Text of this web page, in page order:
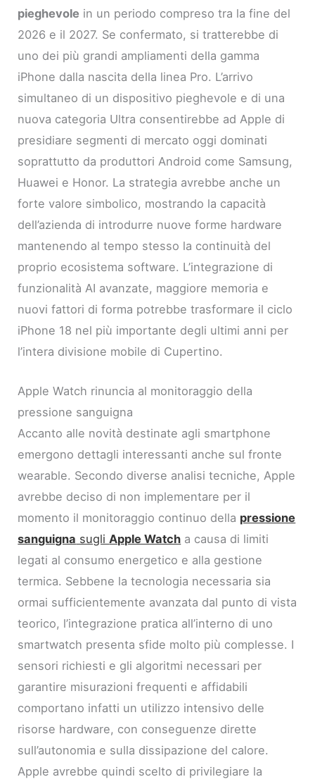
pieghevole in un periodo compreso tra la fine del
2026 e il 2027. Se confermato, si tratterebbe di
uno dei più grandi ampliamenti della gamma
iPhone dalla nascita della linea Pro. L’arrivo
simultaneo di un dispositivo pieghevole e di una
nuova categoria Ultra consentirebbe ad Apple di
presidiare segmenti di mercato oggi dominati
soprattutto da produttori Android come Samsung,
Huawei e Honor. La strategia avrebbe anche un
forte valore simbolico, mostrando la capacità
dell’azienda di introdurre nuove forme hardware
mantenendo al tempo stesso la continuità del
proprio ecosistema software. L’integrazione di
funzionalità AI avanzate, maggiore memoria e
nuovi fattori di forma potrebbe trasformare il ciclo
iPhone 18 nel più importante degli ultimi anni per
l’intera divisione mobile di Cupertino.
Apple Watch rinuncia al monitoraggio della
pressione sanguigna
Accanto alle novità destinate agli smartphone
emergono dettagli interessanti anche sul fronte
wearable. Secondo diverse analisi tecniche, Apple
avrebbe deciso di non implementare per il
momento il monitoraggio continuo della pressione
sanguigna sugliApple Watch a causa di limiti
legati al consumo energetico e alla gestione
termica. Sebbene la tecnologia necessaria sia
ormai sufficientemente avanzata dal punto di vista
teorico, l’integrazione pratica all’interno di uno
smartwatch presenta sfide molto più complesse. I
sensori richiesti e gli algoritmi necessari per
garantire misurazioni frequenti e affidabili
comportano infatti un utilizzo intensivo delle
risorse hardware, con conseguenze dirette
sull’autonomia e sulla dissipazione del calore.
Apple avrebbe quindi scelto di privilegiare la